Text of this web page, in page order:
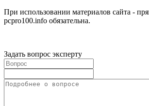
При использовании материалов сайта -
pcpro100.info обязательна.
Задать вопрос эксперту